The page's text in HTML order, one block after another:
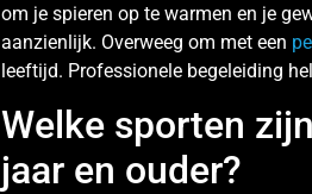
om je spieren op te warmen en je
aanzienlijk. Overweeg om met een
leeftijd. Professionele begeleiding
Welke sporten
jaar en ouder?